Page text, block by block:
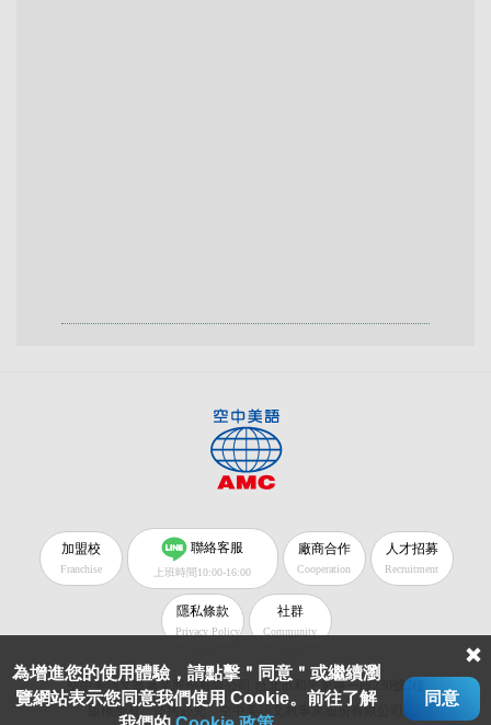
加盟校
Franchise
聯絡客服
上班時間10:00-16:00
廠商合作
Cooperation
人才招募
Recruitment
隱私條款
Privacy Policy
社群
Community
空中美語文教事業股份有限公司 台北市和平東路一段230號2樓
版權所有 盜拷必究 空中美語文教事業股份有限公司
為增進您的使用體驗，請點擊＂同意＂或繼續瀏
覽網站表示您同意我們使用 Cookie。前往了解
同意